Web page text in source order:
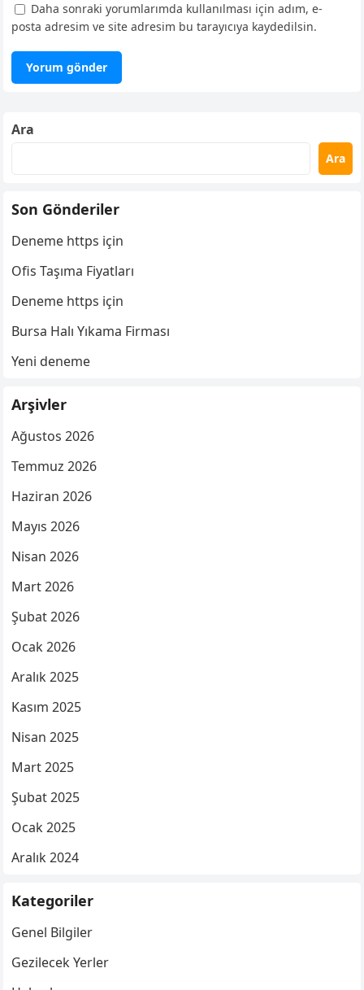
Daha sonraki yorumlarımda kullanılması için adım, e-
posta adresim ve site adresim bu tarayıcıya kaydedilsin.
Ara
Ara
Son Gönderiler
Deneme https için
Ofis Taşıma Fiyatları
Deneme https için
Bursa Halı Yıkama Firması
Yeni deneme
Arşivler
Ağustos 2026
Temmuz 2026
Haziran 2026
Mayıs 2026
Nisan 2026
Mart 2026
Şubat 2026
Ocak 2026
Aralık 2025
Kasım 2025
Nisan 2025
Mart 2025
Şubat 2025
Ocak 2025
Aralık 2024
Kategoriler
Genel Bilgiler
Gezilecek Yerler